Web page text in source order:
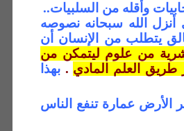
وأقله من السلبيات..
أنزل الله سبحانه نصوصه
يتطلب من الإنسان أن
من علوم ليتمكن من
طريق العلم المادي . بهذا
الأرض عمارة تنفع الناس